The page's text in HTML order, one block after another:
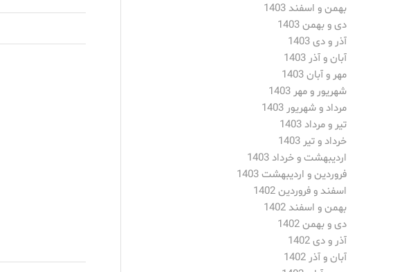
بهمن و اسفند 1403
دی و بهمن 1403
آذر و دی 1403
آبان و آذر 1403
مهر و آبان 1403
شهریور و مهر 1403
مرداد و شهریور 1403
تیر و مرداد 1403
خرداد و تیر 1403
اردیبهشت و خرداد 1403
فروردین و اردیبهشت 1403
اسفند و فروردین 1402
بهمن و اسفند 1402
دی و بهمن 1402
آذر و دی 1402
آبان و آذر 1402